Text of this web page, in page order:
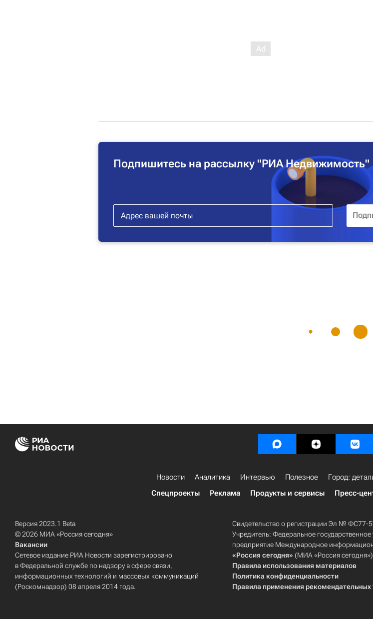
Подпишитесь на рассылку "РИА Недвижимость"
Новости Аналитика Интервью Полезное Город:
Спецпроекты
Реклама Продукты и сервисы Пресс-
Версия 2023.1 Beta
© 2026 МИА «Россия сегодня»
Вакансии
Сетевое издание РИА Новости зарегистрировано
в Федеральной службе по надзору в сфере связи,
информационных технологий и массовых коммуникаций
(Роскомнадзор) 08 апреля 2014 года.
Свидетельство о регистрации Эл № ФС77-
Учредитель: Федеральное государственное
предприятие Международное
«Россия сегодня» (МИА «Россия
Правила использования материалов
Политика конфиденциальности
Правила применения рекомендательных